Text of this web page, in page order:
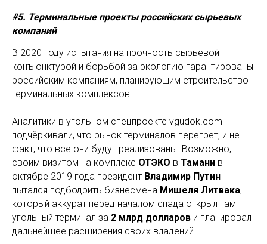
#5. Терминальные проекты российских сырьевых
компаний
В 2020 году испытания на прочность сырьевой
конъюнктурой и борьбой за экологию гарантированы
российским компаниям, планирующим строительство
терминальных комплексов.
Аналитики в угольном спецпроекте vgudok.com
подчёркивали, что рынок терминалов перегрет, и не
факт, что все они будут реализованы. Возможно,
своим визитом на комплекс ОТЭКО в Тамани в
октябре 2019 года президент Владимир Путин
пытался подбодрить бизнесмена Мишеля Литвака,
который аккурат перед началом спада открыл там
угольный терминал за 2 млрд долларов и планировал
дальнейшее расширения своих владений.